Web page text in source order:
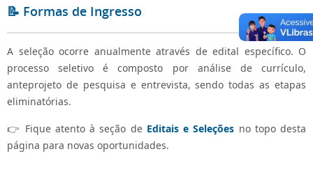
📝 Formas de Ingresso
A seleção ocorre anualmente através de edital específico. O
processo seletivo é composto por análise de currículo,
anteprojeto de pesquisa e entrevista, sendo todas as etapas
eliminatórias.
👉 Fique atento à seção de Editais e Seleções no topo desta
página para novas oportunidades.